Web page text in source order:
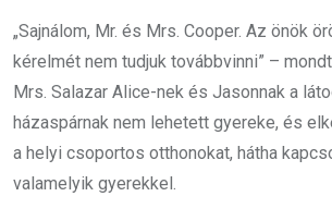
„Sajnálom, Mr. és Mrs. Cooper. Az önök
kérelmét nem tudjuk továbbvinni” –
Mrs. Salazar Alice-nek és Jasonnak a
házaspárnak nem lehetett gyereke, és
a helyi csoportos otthonokat, hátha
valamelyik gyerekkel.